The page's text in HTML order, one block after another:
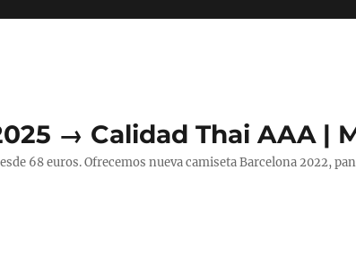
→ Calidad Thai AAA |
68 euros. Ofrecemos nueva camiseta Barcelona 2022,